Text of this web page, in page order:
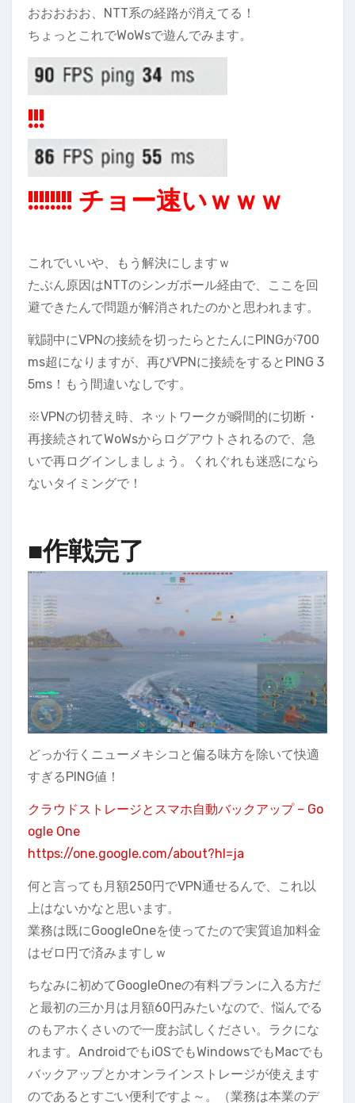
おおおおお、NTT系の経路が消えてる！
ちょっとこれでWoWsで遊んでみます。
!!!
!!!!!!!! チョー速いｗｗｗ
これでいいや、もう解決にしますｗ
たぶん原因はNTTのシンガポール経由で、ここを回
避できたんで問題が解消されたのかと思われます。
戦闘中にVPNの接続を切ったらとたんにPINGが700
ms超になりますが、再びVPNに接続をするとPING 3
5ms！もう間違いなしです。
※VPNの切替え時、ネットワークが瞬間的に切断・
再接続されてWoWsからログアウトされるので、急
いで再ログインしましょう。くれぐれも迷惑になら
ないタイミングで！
■作戦完了
どっか行くニューメキシコと偏る味方を除いて快適
すぎるPING値！
クラウドストレージとスマホ自動バックアップ – Go
ogle One
https://one.google.com/about?hl=ja
何と言っても月額250円でVPN通せるんで、これ以
上はないかなと思います。
業務は既にGoogleOneを使ってたので実質追加料金
はゼロ円で済みますしｗ
ちなみに初めてGoogleOneの有料プランに入る方だ
と最初の三か月は月額60円みたいなので、悩んでる
のもアホくさいので一度お試しください。ラクにな
れます。AndroidでもiOSでもWindowsでもMacでも
バックアップとかオンラインストレージが使えます
のであるとすごい便利ですよ～。（業務は本業のデ